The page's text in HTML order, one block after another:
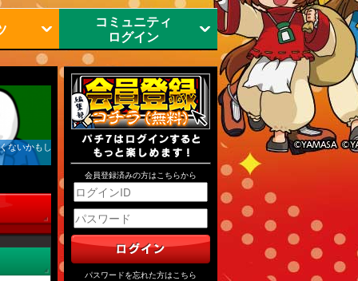
コミュニティ
ログイン
ないかもし
会員登録済みの方はこちらから
パスワードを忘れた方はこちら